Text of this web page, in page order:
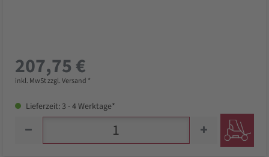
207,75 €
inkl. MwSt zzgl. Versand *
Lieferzeit: 3 - 4 Werktage*